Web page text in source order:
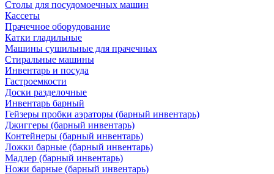
Столы для посудомоечных машин
Кассеты
Прачечное оборудование
Катки гладильные
Машины сушильные для прачечных
Стиральные машины
Инвентарь и посуда
Гастроемкости
Доски разделочные
Инвентарь барный
Гейзеры пробки аэраторы (барный инвентарь)
Джиггеры (барный инвентарь)
Контейнеры (барный инвентарь)
Ложки барные (барный инвентарь)
Мадлер (барный инвентарь)
Ножи барные (барный инвентарь)